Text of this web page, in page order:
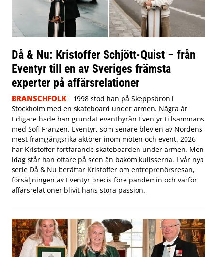
Då & Nu: Kristoffer Schjött-Quist – från
Eventyr till en av Sveriges främsta
experter på affärsrelationer
BRANSCHFOLK
1998 stod han på Skeppsbron i
Stockholm med en skateboard under armen. Några år
tidigare hade han grundat eventbyrån Eventyr tillsammans
med Sofi Franzén. Eventyr, som senare blev en av Nordens
mest framgångsrika aktörer inom möten och event. 2026
har Kristoffer fortfarande skateboarden under armen. Men
idag står han oftare på scen än bakom kulisserna. I vår nya
serie Då & Nu berättar Kristoffer om entreprenörsresan,
försäljningen av Eventyr precis före pandemin och varför
affärsrelationer blivit hans stora passion.